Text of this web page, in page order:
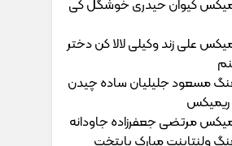
کیوان حیدری خوشگل کی
علی زند وکیلی لالا کن دختر
مسعود جلیلیان ساده چیدن
ریمیکس
مرتضی جعفرزاده جاودانه